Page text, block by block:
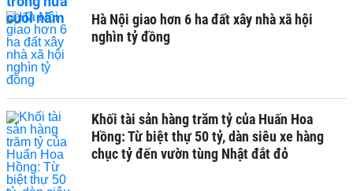
Hà Nội giao hơn 6 ha đất xây nhà xã hội
nghìn tỷ đồng
Khối tài sản hàng trăm tỷ của Huấn Hoa
Hồng: Từ biệt thự 50 tỷ, dàn siêu xe hàng
chục tỷ đến vườn tùng Nhật đắt đỏ